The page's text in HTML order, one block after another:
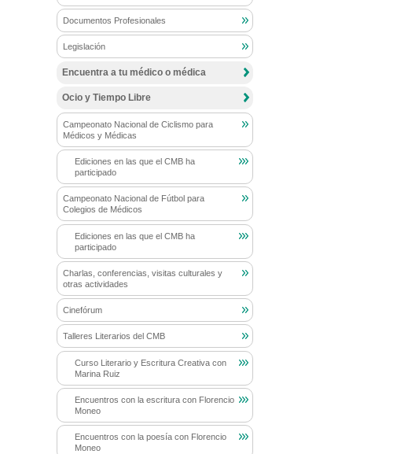
Documentos Profesionales
Legislación
Encuentra a tu médico o médica
Ocio y Tiempo Libre
Campeonato Nacional de Ciclismo para
Médicos y Médicas
Ediciones en las que el CMB ha
participado
Campeonato Nacional de Fútbol para
Colegios de Médicos
Ediciones en las que el CMB ha
participado
Charlas, conferencias, visitas culturales y
otras actividades
Cinefórum
Talleres Literarios del CMB
Curso Literario y Escritura Creativa con
Marina Ruiz
Encuentros con la escritura con Florencio
Moneo
Encuentros con la poesía con Florencio
Moneo